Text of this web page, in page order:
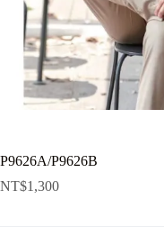
P9626A/P9626B
NT$1,300